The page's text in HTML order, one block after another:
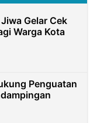
Gelar Cek
Warga Kota
Penguatan